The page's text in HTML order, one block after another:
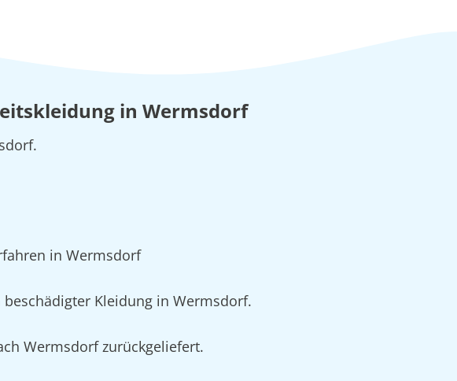
in Wermsdorf
in Wermsdorf
Kleidung in Wermsdorf.
Wermsdorf zurückgeliefert.